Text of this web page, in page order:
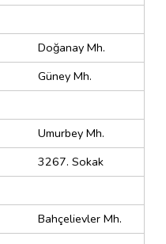
Doğanay Mh.
Güney Mh.
Umurbey Mh.
3267. Sokak
Bahçelievler Mh.